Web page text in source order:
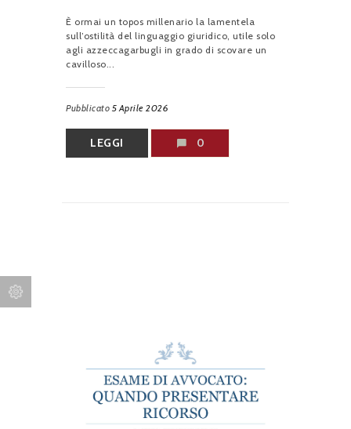
È ormai un topos millenario la lamentela
sull’ostilità del linguaggio giuridico, utile solo
agli azzeccagarbugli in grado di scovare un
cavilloso...
Pubblicato 5 Aprile 2026
LEGGI 0